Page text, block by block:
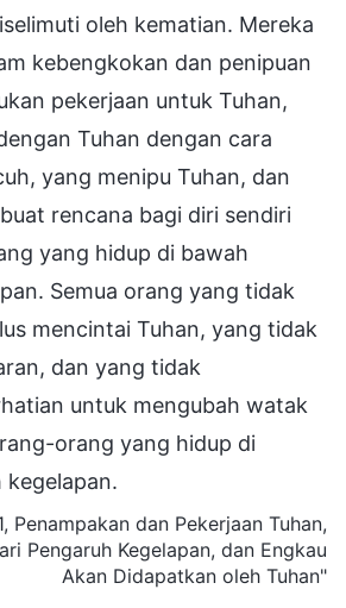
oleh kematian. Mereka
kebengkokan dan penipuan
pekerjaan untuk Tuhan,
Tuhan dengan cara
yang menipu Tuhan, dan
rencana bagi diri sendiri
yang hidup di bawah
Semua orang yang tidak
mencintai Tuhan, yang tidak
dan yang tidak
untuk mengubah watak
orang yang hidup di
kegelapan.
Penampakan dan Pekerjaan Tuhan,
Pengaruh Kegelapan, dan Engkau
Akan Didapatkan oleh Tuhan"